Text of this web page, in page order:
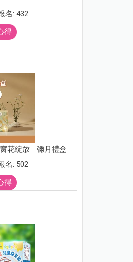
名: 432
得
花綻放｜彌月禮盒
名: 502
得